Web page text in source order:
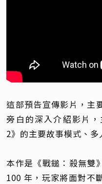
這部預告宣傳影片，主
旁白的深入介紹影片
2》的主要故事模式、多
本作是《戰鎚：殺無雙
100 年，玩家將面對不